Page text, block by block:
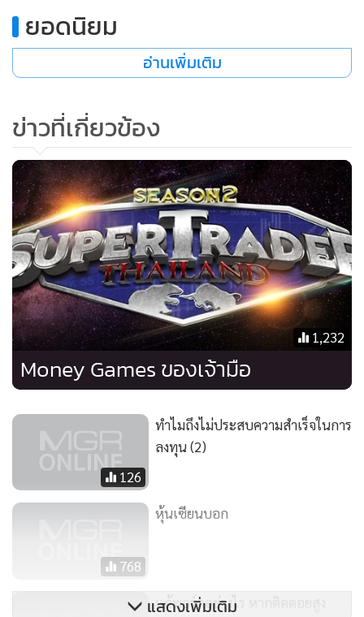
ดีแน่นอน แต่ลำพังการวิเคราะห์เพียงแค่เป็นธุรกิจที่รู้จักอย่าง
เดียวอาจจะไม่พอ นักลงทุนที่สนใจในพื้นฐานกิจการต้องมองให้
ออกว่าบริษัทที่กำลังเข้าตลาดหุ้นธุรกิจของเขากำลังอยู่ในช่วงขา
ขึ้น หรือขาลงถ้าหากกิจการไม่มีโอกาสจะเติบโตมากกว่านี้แล้ว
อย่าลืมครับว่าเงินของเราๆ ต้องปกป้อง อย่านำอนาคตไปฝากกับ
กิจการที่กำลังเป็นอดีต
นเรศ เหล่าพรรณราย
ติดตามรายละเอียดของโครงการได้ที่ www.supertrader.co.th
SuperTrader รายการเรียลิตีการลงทุนที่ยิ่งใหญ่ที่สุดในประเทศ
เข้มข้นด้วยความรู้จากโค้ชผู้มากประสบการณ์ ผ่านบททดสอบ
จากตลาดหุ้นจริง
ยอดนิยม
อ่านเพิ่มเติม
ข่าวที่เกี่ยวข้อง
1,232
Money Games ของเจ้ามือ
126
ทำไมถึงไม่ประสบความสำเร็จในการ
ลงทุน (2)
768
หุ้นเซียนบอก
แก้พอร์ตอย่างไร หากติดดอยสูง
แสดงเพิ่มเติม